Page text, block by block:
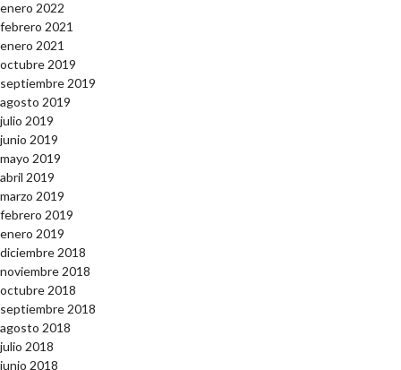
enero 2022
febrero 2021
enero 2021
octubre 2019
septiembre 2019
agosto 2019
julio 2019
junio 2019
mayo 2019
abril 2019
marzo 2019
febrero 2019
enero 2019
diciembre 2018
noviembre 2018
octubre 2018
septiembre 2018
agosto 2018
julio 2018
junio 2018